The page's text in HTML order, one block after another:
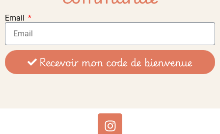
Email
Recevoir mon code de bienvenue